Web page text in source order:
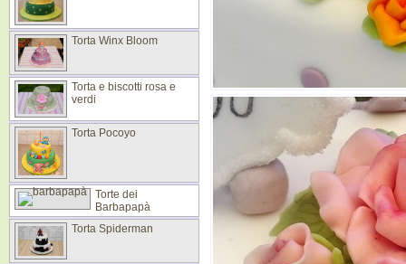
Torta Winx Bloom
Torta e biscotti rosa e
verdi
Torta Pocoyo
Torte dei
Barbapapà
Torta Spiderman